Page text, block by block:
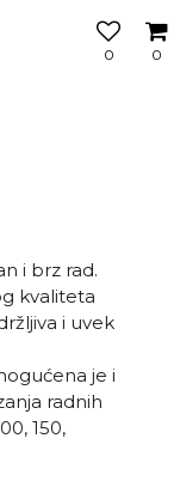
0
0
i brz rad.
kvaliteta
i uvek
je i
radnih
150,